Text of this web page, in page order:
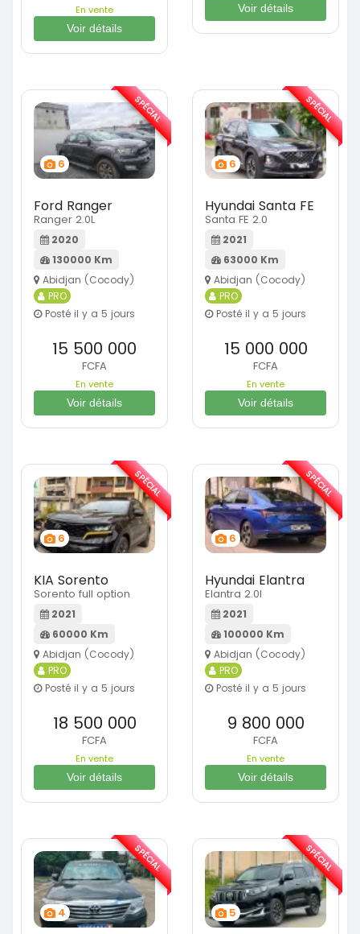
En vente
Voir détails
Voir détails
6
Ford Ranger
Ranger 2.0L
2020
130000 Km
Abidjan (Cocody)
PRO
Posté il y a 5 jours
15 500 000
FCFA
En vente
Voir détails
SPÉCIAL
6
Hyundai Santa FE
Santa FE 2.0
2021
63000 Km
Abidjan (Cocody)
PRO
Posté il y a 5 jours
15 000 000
FCFA
En vente
Voir détails
SPÉCIAL
6
KIA Sorento
Sorento full option
2021
60000 Km
Abidjan (Cocody)
PRO
Posté il y a 5 jours
18 500 000
FCFA
En vente
Voir détails
SPÉCIAL
6
Hyundai Elantra
Elantra 2.0l
2021
100000 Km
Abidjan (Cocody)
PRO
Posté il y a 5 jours
9 800 000
FCFA
En vente
Voir détails
SPÉCIAL
4
SPÉCIAL
5
SPÉCIAL